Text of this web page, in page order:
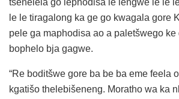
tsenelela go lephodisa le lengwe le le
le le tiragalong ka ge go kwagala gore
pele ga maphodisa ao a paletšwego ke
bophelo bja gagwe.
“Re boditšwe gore ba be ba eme feela
kgatišo thelebišeneng. Moratho wa ka